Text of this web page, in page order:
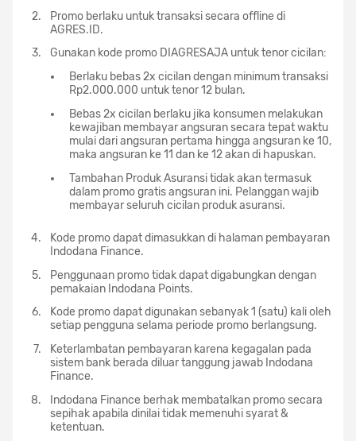
Promo berlaku untuk transaksi secara offline di
AGRES.ID.
Gunakan kode promo DIAGRESAJA untuk tenor cicilan:
Berlaku bebas 2x cicilan dengan minimum transaksi
Rp2.000.000 untuk tenor 12 bulan.
Bebas 2x cicilan berlaku jika konsumen melakukan
kewajiban membayar angsuran secara tepat waktu
mulai dari angsuran pertama hingga angsuran ke 10,
maka angsuran ke 11 dan ke 12 akan di hapuskan.
Tambahan Produk Asuransi tidak akan termasuk
dalam promo gratis angsuran ini. Pelanggan wajib
membayar seluruh cicilan produk asuransi.
Kode promo dapat dimasukkan di halaman pembayaran
Indodana Finance.
Penggunaan promo tidak dapat digabungkan dengan
pemakaian Indodana Points.
Kode promo dapat digunakan sebanyak 1 (satu) kali oleh
setiap pengguna selama periode promo berlangsung.
Keterlambatan pembayaran karena kegagalan pada
sistem bank berada diluar tanggung jawab Indodana
Finance.
Indodana Finance berhak membatalkan promo secara
sepihak apabila dinilai tidak memenuhi syarat &
ketentuan.